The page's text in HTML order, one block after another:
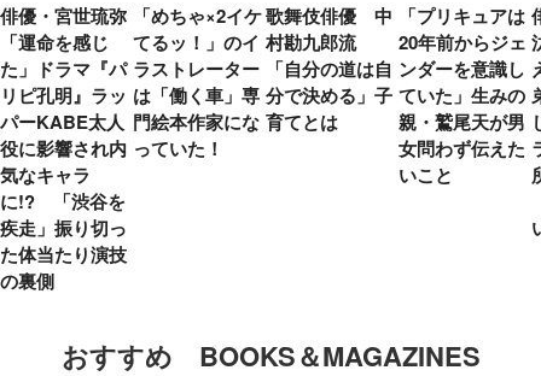
俳優・宮世琉弥
「運命を感じ
た」ドラマ『パ
リピ孔明』ラッ
パーKABE太人
役に影響され内
気なキャラ
に!? 「渋谷を
疾走」振り切っ
た体当たり演技
の裏側
「めちゃ×2イケ
てるッ！」のイ
ラストレーター
は「働く車」専
門絵本作家にな
っていた！
歌舞伎俳優 中
村勘九郎流
「自分の道は自
分で決める」子
育てとは
「プリキュアは
20年前からジェ
ンダーを意識し
ていた」生みの
親・鷲尾天が男
女問わず伝えた
いこと
おすすめ BOOKS＆MAGAZINES